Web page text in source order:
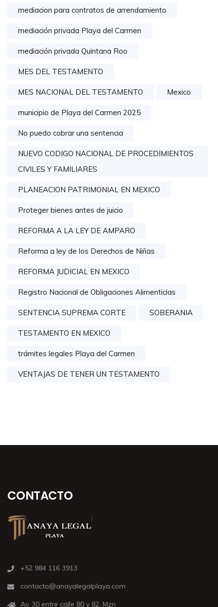
mediacion para contratos de arrendamiento
mediación privada Playa del Carmen
mediación privada Quintana Roo
MES DEL TESTAMENTO
MES NACIONAL DEL TESTAMENTO Mexico
municipio de Playa del Carmen 2025
No puedo cobrar una sentencia
NUEVO CODIGO NACIONAL DE PROCEDIMIENTOS
CIVILES Y FAMILIARES
PLANEACION PATRIMONIAL EN MEXICO
Proteger bienes antes de juicio
REFORMA A LA LEY DE AMPARO
Reforma a ley de los Derechos de Niñas
REFORMA JUDICIAL EN MEXICO
Registro Nacional de Obligaciones Alimenticias
SENTENCIA SUPREMA CORTE SOBERANIA
TESTAMENTO EN MEXICO
trámites legales Playa del Carmen
VENTAJAS DE TENER UN TESTAMENTO
CONTACTO
+52 984 116 3913
contacto@anayalegalplaya.com
Av. 30 entre calle 80 y 82, Mzn